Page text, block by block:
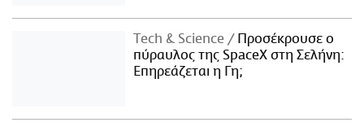
Τech & Science
Προσέκρουσε ο
πύραυλος της SpaceX στη Σελήνη:
Επηρεάζεται η Γη;